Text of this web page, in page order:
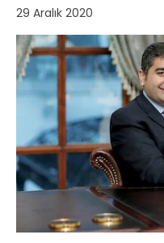
29 Aralık 2020